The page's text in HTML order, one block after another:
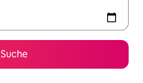
Suche